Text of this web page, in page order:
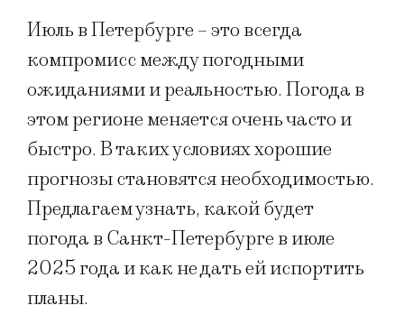
Июль в Петербурге – это всегда
компромисс между погодными
ожиданиями и реальностью. Погода в
этом регионе меняется очень часто и
быстро. В таких условиях хорошие
прогнозы становятся необходимостью.
Предлагаем узнать, какой будет
погода в Санкт-Петербурге в июле
2025 года и как не дать ей испортить
планы.